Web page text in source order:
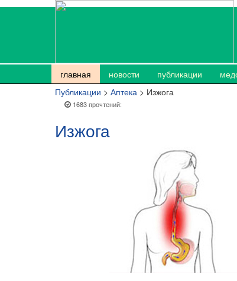
главная новости публикации
Публикации > Аптека > Изжога
1683 прочтений:
Изжога